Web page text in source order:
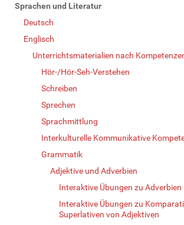
Sprachen und Literatur
Deutsch
Englisch
Unterrichtsmaterialien nach
Hör-/Hör-Seh-Verstehen
Schreiben
Sprechen
Sprachmittlung
Interkulturelle Kommunikative
Grammatik
Adjektive und Adverbien
Interaktive Übungen zu Adverbien
Interaktive Übungen zu
Superlativen von Adjektiven